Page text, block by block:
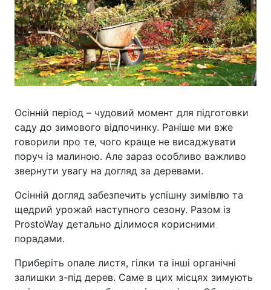
Осінній період – чудовий момент для підготовки
саду до зимового відпочинку. Раніше ми вже
говорили про те, чого краще не висаджувати
поруч із малиною. Але зараз особливо важливо
звернути увагу на догляд за деревами.
Осінній догляд забезпечить успішну зимівлю та
щедрий урожай наступного сезону. Разом із
ProstoWay детально ділимося корисними
порадами.
Приберіть опале листя, гілки та інші органічні
залишки з-під дерев. Саме в цих місцях зимують